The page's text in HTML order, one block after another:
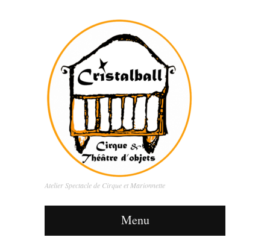
Atelier Spectacle de Cirque et Marionnette
Menu